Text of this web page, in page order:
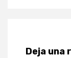
Deja una